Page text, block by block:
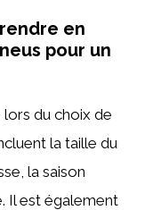
en
pour un
du choix de
la taille du
la saison
Il est également